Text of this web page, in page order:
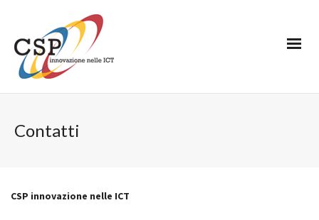
Contatti
CSP innovazione nelle ICT